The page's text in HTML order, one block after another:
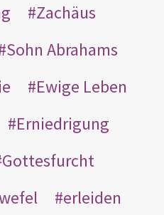
Zachäus
Sohn Abrahams
Ewige Leben
Erniedrigung
Gottesfurcht
erleiden